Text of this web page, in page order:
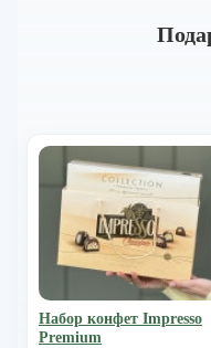
Набор конфет Impresso
Premium